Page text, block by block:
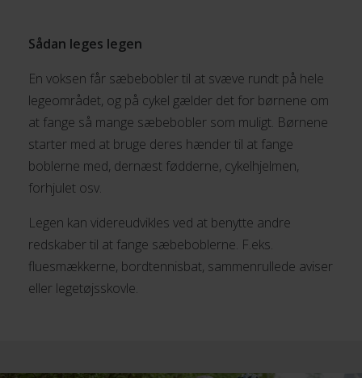
Sådan leges legen
En voksen får sæbebobler til at svæve rundt på hele
legeområdet, og på cykel gælder det for børnene om
at fange så mange sæbebobler som muligt. Børnene
starter med at bruge deres hænder til at fange
boblerne med, dernæst fødderne, cykelhjelmen,
forhjulet osv.
Legen kan videreudvikles ved at benytte andre
redskaber til at fange sæbeboblerne. F.eks.
fluesmækkerne, bordtennisbat, sammenrullede aviser
eller legetøjsskovle.